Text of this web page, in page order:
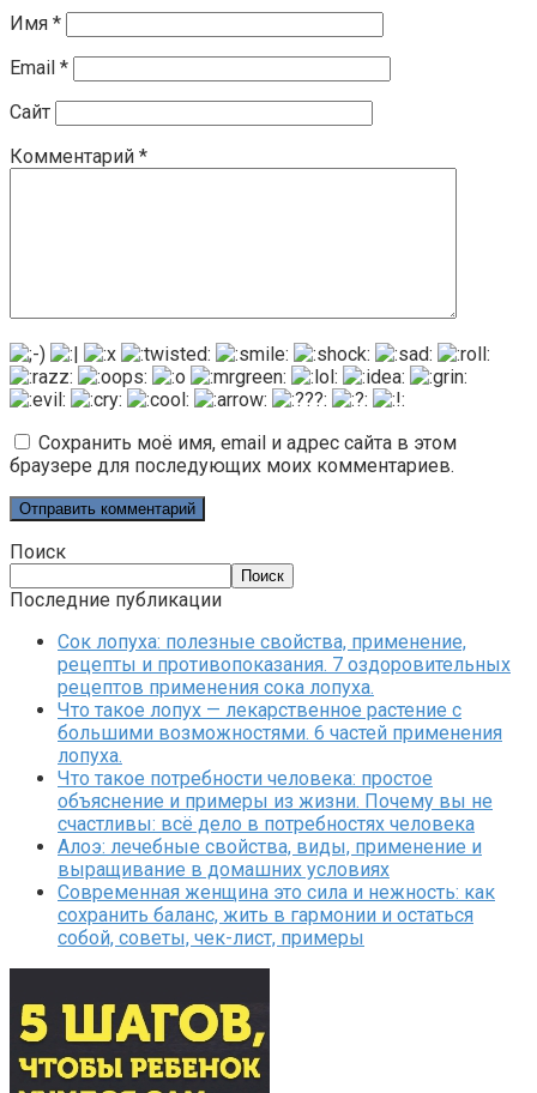
Имя *
Email *
Сайт
Комментарий *
Сохранить моё имя, email и адрес сайта в этом
браузере для последующих моих комментариев.
Поиск
Поиск
Последние публикации
Сок лопуха: полезные свойства, применение,
рецепты и противопоказания. 7 оздоровительных
рецептов применения сока лопуха.
Что такое лопух — лекарственное растение с
большими возможностями. 6 частей применения
лопуха.
Что такое потребности человека: простое
объяснение и примеры из жизни. Почему вы не
счастливы: всё дело в потребностях человека
Алоэ: лечебные свойства, виды, применение и
выращивание в домашних условиях
Современная женщина это сила и нежность: как
сохранить баланс, жить в гармонии и остаться
собой, советы, чек-лист, примеры